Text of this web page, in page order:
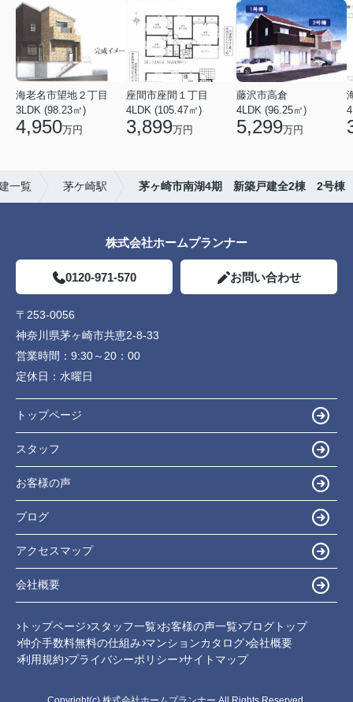
海老名市望地２丁目
3LDK (98.23㎡)
4,950万円
座間市座間１丁目
4LDK (105.47㎡)
3,899万円
藤沢市高倉
4LDK (96.25㎡)
5,299万円
一覧 茅ケ崎駅 茅ヶ崎市南湖4期 新築戸建全2棟 2号棟
株式会社ホームプランナー
0120-971-570 お問い合わせ
〒253-0056
神奈川県茅ヶ崎市共恵2-8-33
営業時間： 9:30～20：00
定休日： 水曜日
トップページ
スタッフ
お客様の声
ブログ
アクセスマップ
会社概要
トップページ スタッフ一覧 お客様の声一覧 ブログトップ
仲介手数料無料の仕組み マンションカタログ 会社概要
利用規約 プライバシーポリシー サイトマップ